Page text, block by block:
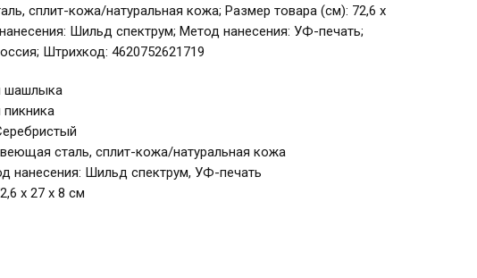
сплит-кожа/натуральная кожа; Размер товара (см): 72,6 х
Шильд спектрум; Метод нанесения: УФ-печать;
Штрихкод: 4620752621719
шашлыка
сталь, сплит-кожа/натуральная кожа
нанесения: Шильд спектрум, УФ-печать
х 27 х 8 см